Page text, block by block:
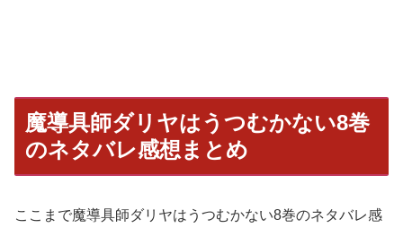
魔導具師ダリヤはうつむかない8巻
のネタバレ感想まとめ
ここまで魔導具師ダリヤはうつむかない8巻のネタバレ感